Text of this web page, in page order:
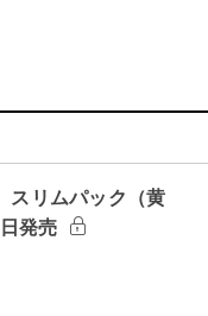
リムパック（黄
発売